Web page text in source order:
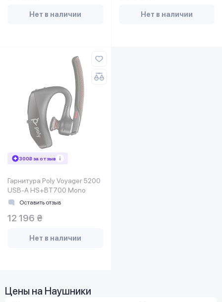
Нет в наличии Нет в наличии
300₴ за отзыв
Гарнитура Poly Voyager 5200
USB-A HS+BT700 Mono
Оставить отзыв
12 196 ₴
Нет в наличии
Цены на Наушники